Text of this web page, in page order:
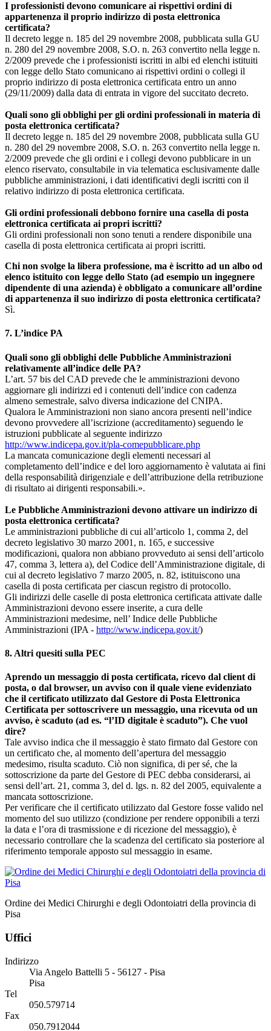
I professionisti devono comunicare ai rispettivi ordini di
appartenenza il proprio indirizzo di posta elettronica
certificata?
Il decreto legge n. 185 del 29 novembre 2008, pubblicata sulla GU
n. 280 del 29 novembre 2008, S.O. n. 263 convertito nella legge n.
2/2009 prevede che i professionisti iscritti in albi ed elenchi istituiti
con legge dello Stato comunicano ai rispettivi ordini o collegi il
proprio indirizzo di posta elettronica certificata entro un anno
(29/11/2009) dalla data di entrata in vigore del succitato decreto.
Quali sono gli obblighi per gli ordini professionali in materia di
posta elettronica certificata?
Il decreto legge n. 185 del 29 novembre 2008, pubblicata sulla GU
n. 280 del 29 novembre 2008, S.O. n. 263 convertito nella legge n.
2/2009 prevede che gli ordini e i collegi devono pubblicare in un
elenco riservato, consultabile in via telematica esclusivamente dalle
pubbliche amministrazioni, i dati identificativi degli iscritti con il
relativo indirizzo di posta elettronica certificata.
Gli ordini professionali debbono fornire una casella di posta
elettronica certificata ai propri iscritti?
Gli ordini professionali non sono tenuti a rendere disponibile una
casella di posta elettronica certificata ai propri iscritti.
Chi non svolge la libera professione, ma è iscritto ad un albo od
elenco istituito con legge dello Stato (ad esempio un ingegnere
dipendente di una azienda) è obbligato a comunicare all’ordine
di appartenenza il suo indirizzo di posta elettronica certificata?
Sì.
7. L’indice PA
Quali sono gli obblighi delle Pubbliche Amministrazioni
relativamente all’indice delle PA?
L’art. 57 bis del CAD prevede che le amministrazioni devono
aggiornare gli indirizzi ed i contenuti dell’indice con cadenza
almeno semestrale, salvo diversa indicazione del CNIPA.
Qualora le Amministrazioni non siano ancora presenti nell’indice
devono provvedere all’iscrizione (accreditamento) seguendo le
istruzioni pubblicate al seguente indirizzo
http://www.indicepa.gov.it/pla-comepubblicare.php
La mancata comunicazione degli elementi necessari al
completamento dell’indice e del loro aggiornamento è valutata ai fini
della responsabilità dirigenziale e dell’attribuzione della retribuzione
di risultato ai dirigenti responsabili.».
Le Pubbliche Amministrazioni devono attivare un indirizzo di
posta elettronica certificata?
Le amministrazioni pubbliche di cui all’articolo 1, comma 2, del
decreto legislativo 30 marzo 2001, n. 165, e successive
modificazioni, qualora non abbiano provveduto ai sensi dell’articolo
47, comma 3, lettera a), del Codice dell’Amministrazione digitale, di
cui al decreto legislativo 7 marzo 2005, n. 82, istituiscono una
casella di posta certificata per ciascun registro di protocollo.
Gli indirizzi delle caselle di posta elettronica certificata attivate dalle
Amministrazioni devono essere inserite, a cura delle
Amministrazioni medesime, nell’ Indice delle Pubbliche
Amministrazioni (IPA - http://www.indicepa.gov.it/)
8. Altri quesiti sulla PEC
Aprendo un messaggio di posta certificata, ricevo dal client di
posta, o dal browser, un avviso con il quale viene evidenziato
che il certificato utilizzato dal Gestore di Posta Elettronica
Certificata per sottoscrivere un messaggio, una ricevuta od un
avviso, è scaduto (ad es. “l’ID digitale è scaduto”). Che vuol
dire?
Tale avviso indica che il messaggio è stato firmato dal Gestore con
un certificato che, al momento dell’apertura del messaggio
medesimo, risulta scaduto. Ciò non significa, di per sé, che la
sottoscrizione da parte del Gestore di PEC debba considerarsi, ai
sensi dell’art. 21, comma 3, del d. lgs. n. 82 del 2005, equivalente a
mancata sottoscrizione.
Per verificare che il certificato utilizzato dal Gestore fosse valido nel
momento del suo utilizzo (condizione per rendere opponibili a terzi
la data e l’ora di trasmissione e di ricezione del messaggio), è
necessario controllare che la scadenza del certificato sia posteriore al
riferimento temporale apposto sul messaggio in esame.
Ordine dei Medici Chirurghi e degli Odontoiatri della provincia di
Pisa
Uffici
Indirizzo
Via Angelo Battelli 5 - 56127 - Pisa
Pisa
Tel
050.579714
Fax
050.7912044